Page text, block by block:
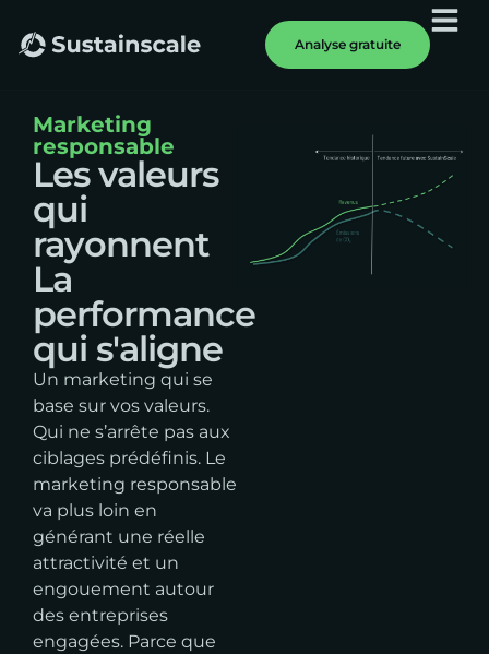
Analyse gratuite
Marketing
responsable
Les valeurs
qui
rayonnent
La
performance
qui s'aligne
Un marketing qui se
base sur vos valeurs.
Qui ne s’arrête pas aux
ciblages prédéfinis. Le
marketing responsable
va plus loin en
générant une réelle
attractivité et un
engouement autour
des entreprises
engagées. Parce que